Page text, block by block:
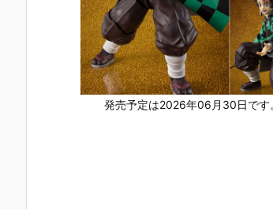
発売予定は2026年06月30日です